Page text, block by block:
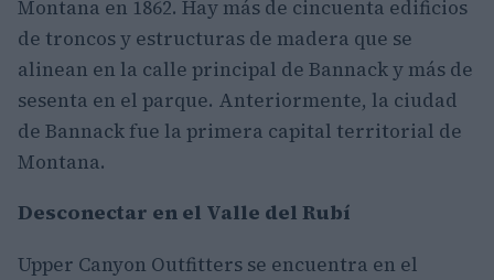
Montana en 1862. Hay más de cincuenta edificios
de troncos y estructuras de madera que se
alinean en la calle principal de Bannack y más de
sesenta en el parque. Anteriormente, la ciudad
de Bannack fue la primera capital territorial de
Montana.
Desconectar en el Valle del Rubí
Upper Canyon Outfitters se encuentra en el